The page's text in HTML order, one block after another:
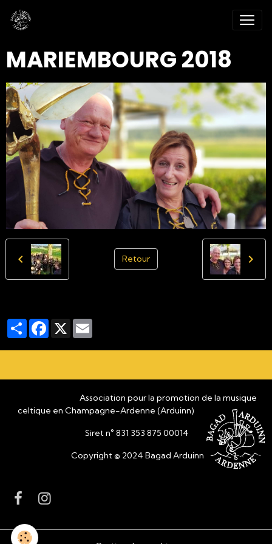
MARIEMBOURG 2018
Retour
PartagerFacebook
X
Association pour la promotion de la musique
celtique en Champagne-Ardenne (Arduinn)
Siret n° 831 353 875 00014
Copyright © 2024 Bagad Arduinn